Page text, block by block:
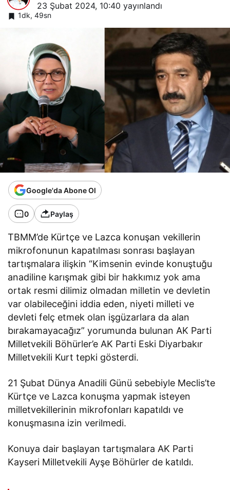
23 Şubat 2024, 10:40 yayınlandı
1dk, 49sn
Google'da Abone Ol
0 Paylaş
TBMM’de Kürtçe ve Lazca konuşan vekillerin
mikrofonunun kapatılması sonrası başlayan
tartışmalara ilişkin “Kimsenin evinde konuştuğu
anadiline karışmak gibi bir hakkımız yok ama
ortak resmi dilimiz olmadan milletin ve devletin
var olabileceğini iddia eden, niyeti milleti ve
devleti felç etmek olan işgüzarlara da alan
bırakamayacağız” yorumunda bulunan AK Parti
Milletvekili Böhürler’e AK Parti Eski Diyarbakır
Milletvekili Kurt tepki gösterdi.
21 Şubat Dünya Anadili Günü sebebiyle Meclis’te
Kürtçe ve Lazca konuşma yapmak isteyen
milletvekillerinin mikrofonları kapatıldı ve
konuşmasına izin verilmedi.
Konuya dair başlayan tartışmalara AK Parti
Kayseri Milletvekili Ayşe Böhürler de katıldı.